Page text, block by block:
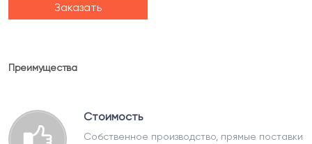
Заказать
Преимущества
Стоимость
Собственное производство, прямые поставки